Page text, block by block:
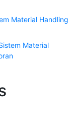
Material Handling
Material